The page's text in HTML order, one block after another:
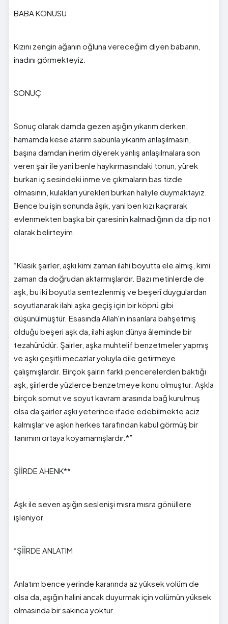
BABA KONUSU
Kızını zengin ağanın oğluna vereceğim diyen babanın,
inadını görmekteyiz.
SONUÇ
Sonuç olarak damda gezen aşığın yıkarım derken,
hamamda kese atarım sabunla yıkarım anlaşılmasın,
başına damdan inerim diyerek yanlış anlaşılmalara son
veren şair ile yani benle haykırmasındaki tonun, yürek
burkan iç sesindeki inme ve çıkmaların bas tizde
olmasının, kulakları yürekleri burkan haliyle duymaktayız.
Bence bu işin sonunda âşık, yani ben kızı kaçırarak
evlenmekten başka bir çaresinin kalmadığının da dip not
olarak belirteyim.
“Klasik şairler, aşkı kimi zaman ilahi boyutta ele almış, kimi
zaman da doğrudan aktarmışlardır. Bazı metinlerde de
aşk, bu iki boyutla sentezlenmiş ve beşerî duygulardan
soyutlanarak ilahi aşka geçiş için bir köprü gibi
düşünülmüştür. Esasında Allah'ın insanlara bahşetmiş
olduğu beşeri aşk da, ilahi aşkın dünya âleminde bir
tezahürüdür. Şairler, aşka muhtelif benzetmeler yapmış
ve aşkı çeşitli mecazlar yoluyla dile getirmeye
çalışmışlardır. Birçok şairin farklı pencerelerden baktığı
aşk, şiirlerde yüzlerce benzetmeye konu olmuştur. Aşkla
birçok somut ve soyut kavram arasında bağ kurulmuş
olsa da şairler aşkı yeterince ifade edebilmekte aciz
kalmışlar ve aşkın herkes tarafından kabul görmüş bir
tanımını ortaya koyamamışlardır.*”
ŞİİRDE AHENK**
Aşk ile seven aşığın seslenişi mısra mısra gönüllere
işleniyor.
“ŞİİRDE ANLATIM
Anlatım bence yerinde kararında az yüksek volüm de
olsa da, aşığın halini ancak duyurmak için volümün yüksek
olmasında bir sakınca yoktur.